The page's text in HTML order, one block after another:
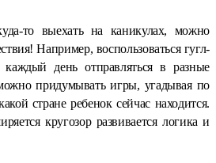
то выехать на каникулах, можно
Например, воспользоваться гугл-
день отправляться в разные
придумывать игры, угадывая по
стране ребенок сейчас находится.
кругозор развивается логика и